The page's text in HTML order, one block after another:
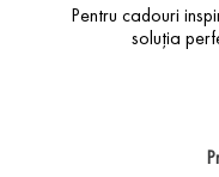
Pentru cadouri
soluția